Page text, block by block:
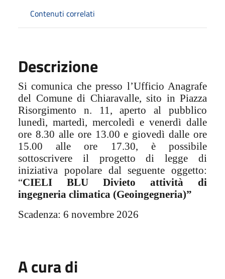
Contenuti correlati
Descrizione
Si comunica che presso l’Ufficio Anagrafe
del Comune di Chiaravalle, sito in Piazza
Risorgimento n. 11, aperto al pubblico
lunedì, martedì, mercoledì e venerdì dalle
ore 8.30 alle ore 13.00 e giovedì dalle ore
15.00 alle ore 17.30, è possibile
sottoscrivere il progetto di legge di
iniziativa popolare dal seguente oggetto:
“CIELI BLU Divieto attività di
ingegneria climatica (Geoingegneria)”
Scadenza: 6 novembre 2026
A cura di